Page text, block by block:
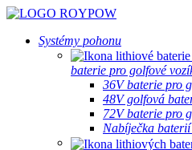
Systémy pohonu
baterie pro golfové
36V baterie pro
48V golfová
72V baterie pro
Nabíječka